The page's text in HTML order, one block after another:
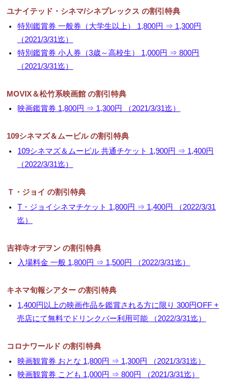
ユナイテッド・シネマ/シネプレックス の割引特典
特別鑑賞券 一般券（大学生以上） 1,800円 ⇒ 1,300円
（2021/3/31迄）
特別鑑賞券 小人券（3歳～高校生） 1,000円 ⇒ 800円
（2021/3/31迄）
MOVIX＆松竹系映画館 の割引特典
映画鑑賞券 1,800円 ⇒ 1,300円 （2021/3/31迄）
109シネマズ＆ムービル の割引特典
109シネマズ＆ムービル 共通チケット 1,900円 ⇒ 1,400円
（2022/3/31迄）
Ｔ・ジョイ の割引特典
T・ジョイシネマチケット 1,800円 ⇒ 1,400円 （2022/3/31
迄）
吉祥寺オデヲン の割引特典
入場料金 一般 1,800円 ⇒ 1,500円 （2022/3/31迄）
キネマ旬報シアター の割引特典
1,400円以上の映画作品を鑑賞される方に限り 300円OFF +
売店にて無料でドリンクバー利用可能 （2022/3/31迄）
コロナワールド の割引特典
映画観賞券 おとな 1,800円 ⇒ 1,300円 （2021/3/31迄）
映画観賞券 こども 1,000円 ⇒ 800円 （2021/3/31迄）